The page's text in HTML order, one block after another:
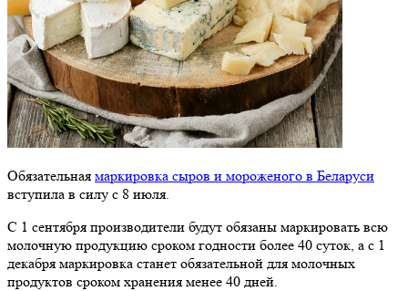
Обязательная маркировка сыров и мороженого в Беларуси
вступила в силу с 8 июля.
С 1 сентября производители будут обязаны маркировать всю
молочную продукцию сроком годности более 40 суток, а с 1
декабря маркировка станет обязательной для молочных
продуктов сроком хранения менее 40 дней.